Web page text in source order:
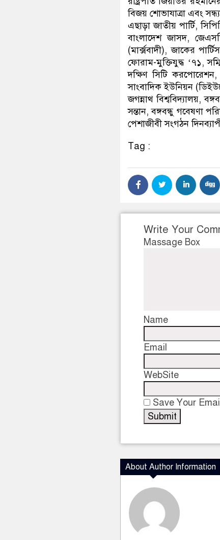
বিজয় শোভাযাত্রা এবং
এছাড়া জাতীয় পার্টি,
বাংলাদেশ জাসদ,
(মার্ক্সবাদী), জাকের
ফোরাম-মুক্তিযুদ্ধ ‘৭১,
দক্ষিণ সিটি করপোরেশন,
সাংবাদিক ইউনিয়ন
জগন্নাথ বিশ্ববিদ্যালয়,
সন্তান, বঙ্গবন্ধু গবেষণা
পেশাজীবী সংগঠন
Tag :
Write Your
Massage Box
Name
Email
WebSite
Save Your
About Author Information